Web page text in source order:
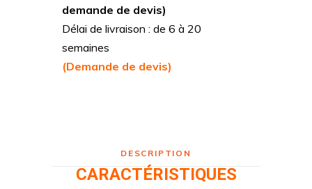
demande de devis)
Délai de livraison : de 6 à 20
semaines
(Demande de devis)
DESCRIPTION
CARACTÉRISTIQUES